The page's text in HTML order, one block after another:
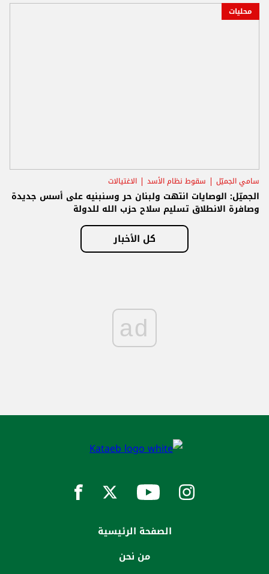
محليات
سامي الجميّل سقوط نظام الأسد الاغتيالات
الجميّل: الوصايات انتهت ولبنان حر وسنبنيه على أسس جديدة
وصافرة الانطلاق تسليم سلاح حزب الله للدولة
كل الأخبار
ad
الصفحة الرئيسية
من نحن